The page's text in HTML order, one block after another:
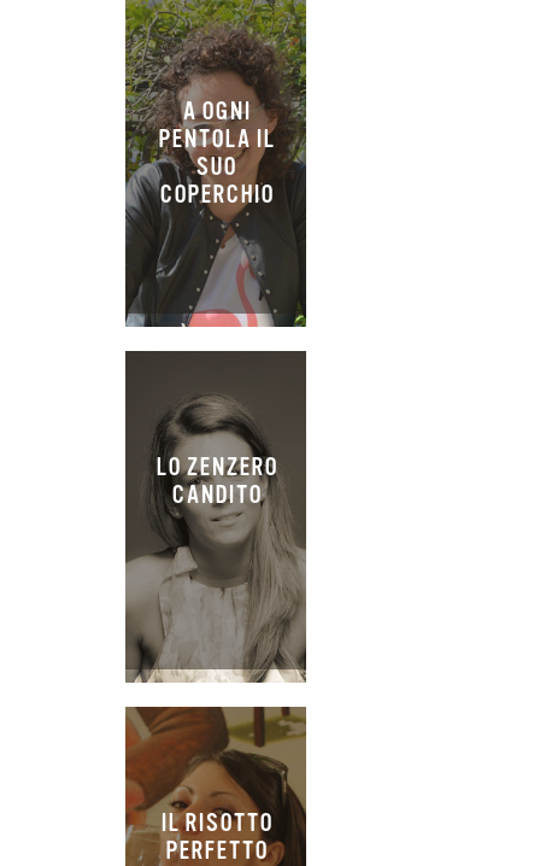
A OGNI
PENTOLA IL
SUO
COPERCHIO
LO ZENZERO
CANDITO
IL RISOTTO
PERFETTO